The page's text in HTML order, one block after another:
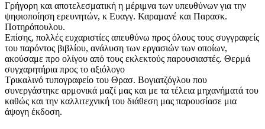
Γρήγορη και αποτελεσματική η μέριμνα των υπευθύνων για την
ψηφιοποίηση ερευνητών, κ Ευαγγ. Καραμανέ και Παρασκ.
Ποτηρόπουλου.
Επίσης, πολλές ευχαριστίες απευθύνω προς όλους τους συγγραφείς
του παρόντος βιβλίου, ανάλυση των εργασιών των οποίων,
ακούσαμε προ ολίγου από τους εκλεκτούς παρουσιαστές. Θερμά
συγχαρητήρια προς το αξιόλογο
Τρικαλινό τυπογραφείο του Θρασ. Βογιατζόγλου που
συνεργάστηκε αρμονικά μαζί μας και με τα τέλεια μηχανήματά του
καθώς και την καλλιτεχνική του διάθεση μας παρουσίασε μια
άψογη έκδοση.